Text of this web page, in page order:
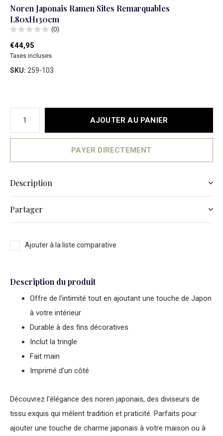
Noren Japonais Ramen Sites Remarquables
L80xH130cm
(0)
€44,95
Taxes incluses
SKU: 259-103
AJOUTER AU PANIER
PAYER DIRECTEMENT
Description
Partager
Ajouter à la liste comparative
Description du produit
Offre de l'intimité tout en ajoutant une touche de Japon
à votre intérieur
Durable à des fins décoratives
Inclut la tringle
Fait main
Imprimé d'un côté
Découvrez l'élégance des noren japonais, des diviseurs de
tissu exquis qui mêlent tradition et praticité. Parfaits pour
ajouter une touche de charme japonais à votre maison ou à